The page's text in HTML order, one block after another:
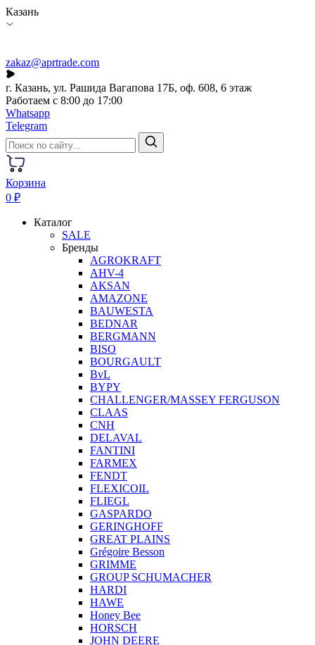
Казань
zakaz@aprtrade.com
г. Казань, ул. Рашида Вагапова 17Б, оф. 608, 6 этаж
Работаем с 8:00 до 17:00
Whatsapp
Telegram
Корзина
0 ₽
Каталог
SALE
Бренды
AGROKRAFT
AHV-4
AKSAN
AMAZONE
BAUWESTA
BEDNAR
BERGMANN
BISO
BOURGAULT
BvL
BYPY
CHALLENGER/MASSEY FERGUSON
CLAAS
CNH
DELAVAL
FANTINI
FARMEX
FENDT
FLEXICOIL
FLIEGL
GASPARDO
GERINGHOFF
GREAT PLAINS
Grégoire Besson
GRIMME
GROUP SCHUMACHER
HARDI
HAWE
Honey Bee
HORSCH
JOHN DEERE